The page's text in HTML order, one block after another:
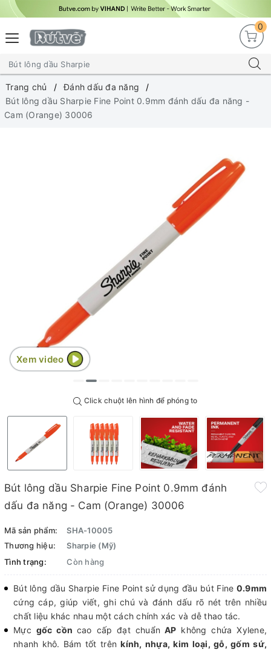
0
Trang chủ
Đánh dấu đa năng
Bút lông dầu Sharpie Fine Point 0.9mm đánh dấu đa năng -
Cam (Orange) 30006
Click chuột lên hình để phóng to
Xem video
Bút lông dầu Sharpie Fine Point 0.9mm đánh
dấu đa năng - Cam (Orange) 30006
Mã sản phẩm:
SHA-10005
Thương hiệu:
Sharpie (Mỹ)
Tình trạng:
Còn hàng
Bút lông dầu Sharpie Fine Point sử dụng đầu bút Fine 0.9mm
cứng cáp, giúp viết, ghi chú và đánh dấu rõ nét trên nhiều
chất liệu khác nhau một cách chính xác và dễ thao tác.
Mực gốc cồn cao cấp đạt chuẩn AP không chứa Xylene,
nhanh khô. Bám tốt trênkính, nhựa, kim loại, gỗ, gốm sứ,